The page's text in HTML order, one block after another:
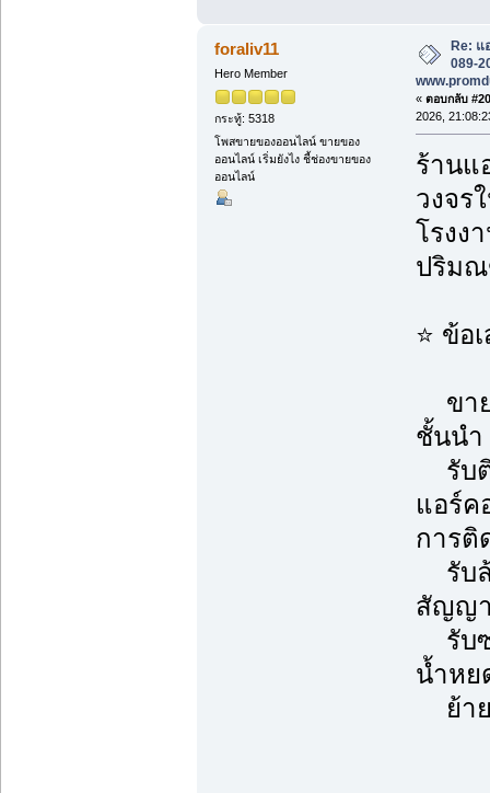
foraliv11
Hero Member
กระทู้: 5318
โพสขายของออนไลน์ ขายของ
ออนไลน์ เริ่มยังไง ชี้ช่องขายของ
ออนไลน์
Re:
089-
« ตอบกลับ
2026,
ร้านแ
วงจร
โรงง
ปริม
⭐ ข้อ
ขาย
ชั้นนำ
รับติ
แอร์ค
การติ
รับล้
สัญญา
รับซ่
น้ำหย
ย้าย